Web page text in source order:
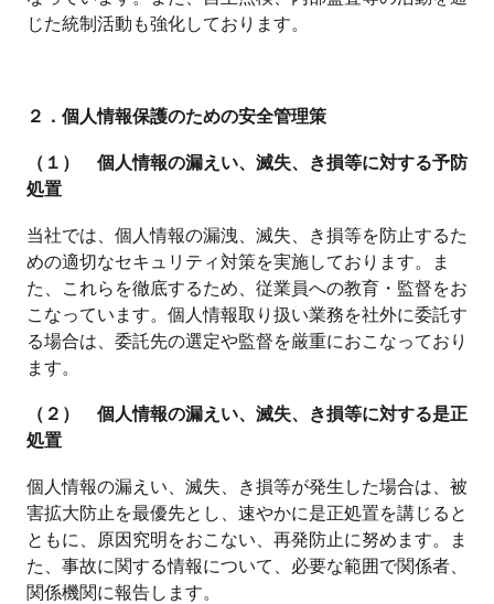
じた統制活動も強化しております。
２．個人情報保護のための安全管理策
（１） 個人情報の漏えい、滅失、き損等に対する予防
処置
当社では、個人情報の漏洩、滅失、き損等を防止するた
めの適切なセキュリティ対策を実施しております。ま
た、これらを徹底するため、従業員への教育・監督をお
こなっています。個人情報取り扱い業務を社外に委託す
る場合は、委託先の選定や監督を厳重におこなっており
ます。
（２） 個人情報の漏えい、滅失、き損等に対する是正
処置
個人情報の漏えい、滅失、き損等が発生した場合は、被
害拡大防止を最優先とし、速やかに是正処置を講じると
ともに、原因究明をおこない、再発防止に努めます。ま
た、事故に関する情報について、必要な範囲で関係者、
関係機関に報告します。